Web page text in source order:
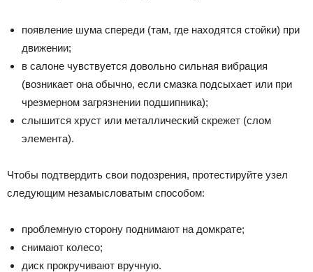
появление шума спереди (там, где находятся стойки) при
движении;
в салоне чувствуется довольно сильная вибрация
(возникает она обычно, если смазка подсыхает или при
чрезмерном загрязнении подшипника);
слышится хруст или металлический скрежет (слом
элемента).
Чтобы подтвердить свои подозрения, протестируйте узел
следующим незамысловатым способом:
проблемную сторону поднимают на домкрате;
снимают колесо;
диск прокручивают вручную.